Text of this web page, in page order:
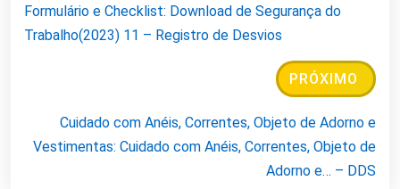
Formulário e Checklist: Download de Segurança do
Trabalho(2023) 11 – Registro de Desvios
PRÓXIMO
Cuidado com Anéis, Correntes, Objeto de Adorno e
Vestimentas: Cuidado com Anéis, Correntes, Objeto de
Adorno e… – DDS